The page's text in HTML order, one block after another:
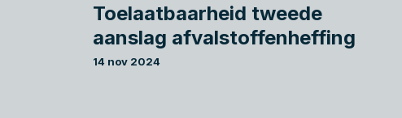
Toelaatbaarheid tweede
aanslag afvalstoffenheffing
14 nov 2024